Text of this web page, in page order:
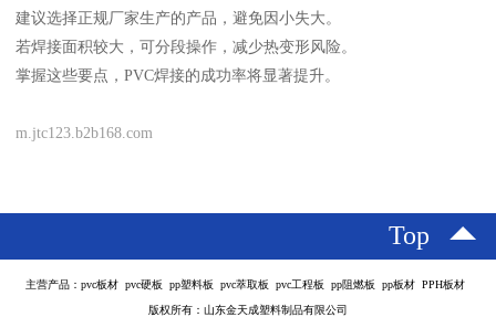
建议选择正规厂家生产的产品，避免因小失大。
若焊接面积较大，可分段操作，减少热变形风险。
掌握这些要点，PVC焊接的成功率将显著提升。
m.jtc123.b2b168.com
Top
主营产品：pvc板材 pvc硬板 pp塑料板 pvc萃取板 pvc工程板 pp阻燃板 pp板材 PPH板材
版权所有：山东金天成塑料制品有限公司